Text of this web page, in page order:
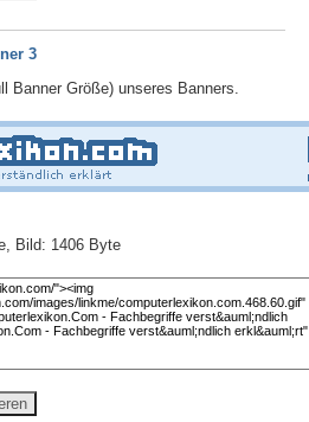
3
Banner Größe) unseres Banners.
Bild: 1406 Byte